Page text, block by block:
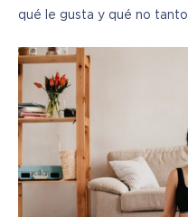
qué le gusta y qué no tanto.